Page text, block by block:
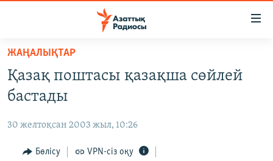
Skip
main
content
to
Navigation
САЯСАТ
ҚАҢТАР ОҚИҒАСЫ
АДАМ ҚҰҚЫҚТАРЫ
ЖАҢАЛЫҚТАР
Қазақ поштасы қазақша сөйлей
бастады
30 желтоқсан 2003 жыл, 10:26
Бөлісу VPN-сіз оқу